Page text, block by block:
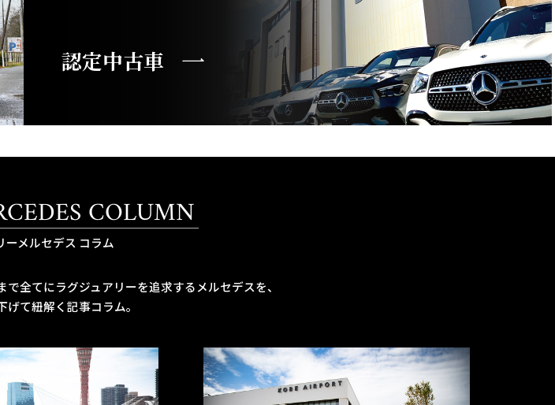
認定中古車
COLUMN
ーメルセデス コラム
全てにラグジュアリーを追求するメルセデスを、
て紐解く記事コラム。